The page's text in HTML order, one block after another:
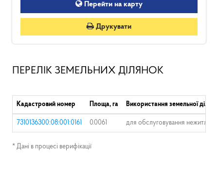
Перейти на карту
Друкувати
ПЕРЕЛІК ЗЕМЕЛЬНИХ ДІЛЯНОК
Кадастровий номер Площа, га Використання земельної
7310136300:08:001:0161 0.0061 для обслуговування
* Дані в процесі верифікації